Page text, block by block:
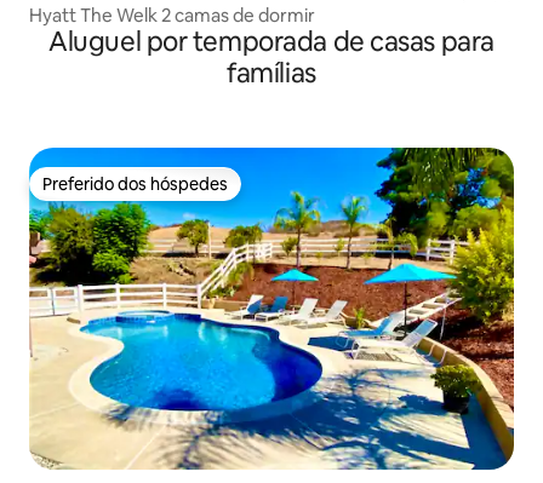
Hyatt The Welk 2 camas de dormir
Aluguel por temporada de casas para
famílias
Preferido dos hóspedes
Preferido dos hóspedes